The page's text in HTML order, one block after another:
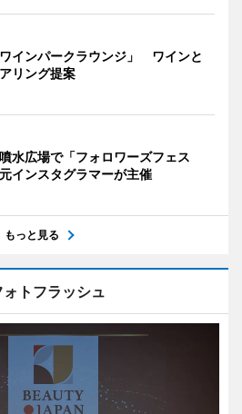
インパークラウンジ」 ワインと
リング提案
水広場で「フォロワーズフェス
インスタグラマーが主催
もっと見る
ォトフラッシュ